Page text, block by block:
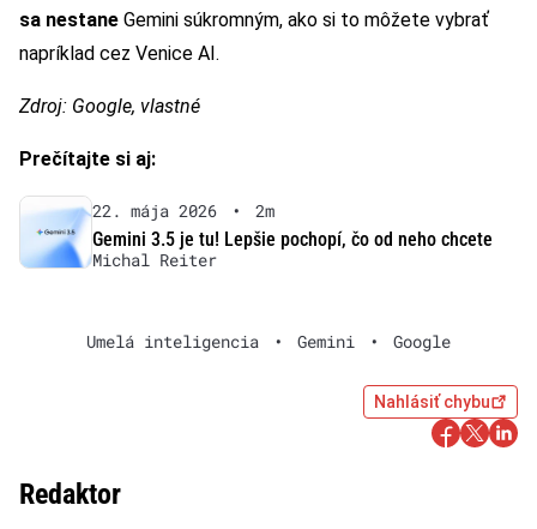
sa nestane Gemini súkromným, ako si to môžete vybrať
napríklad cez Venice AI.
Zdroj: Google, vlastné
Prečítajte si aj:
22. mája 2026 •
2m
Gemini 3.5 je tu! Lepšie pochopí, čo od neho chcete
Michal Reiter
Umelá inteligencia • Gemini • Google
Nahlásiť chybu
Redaktor